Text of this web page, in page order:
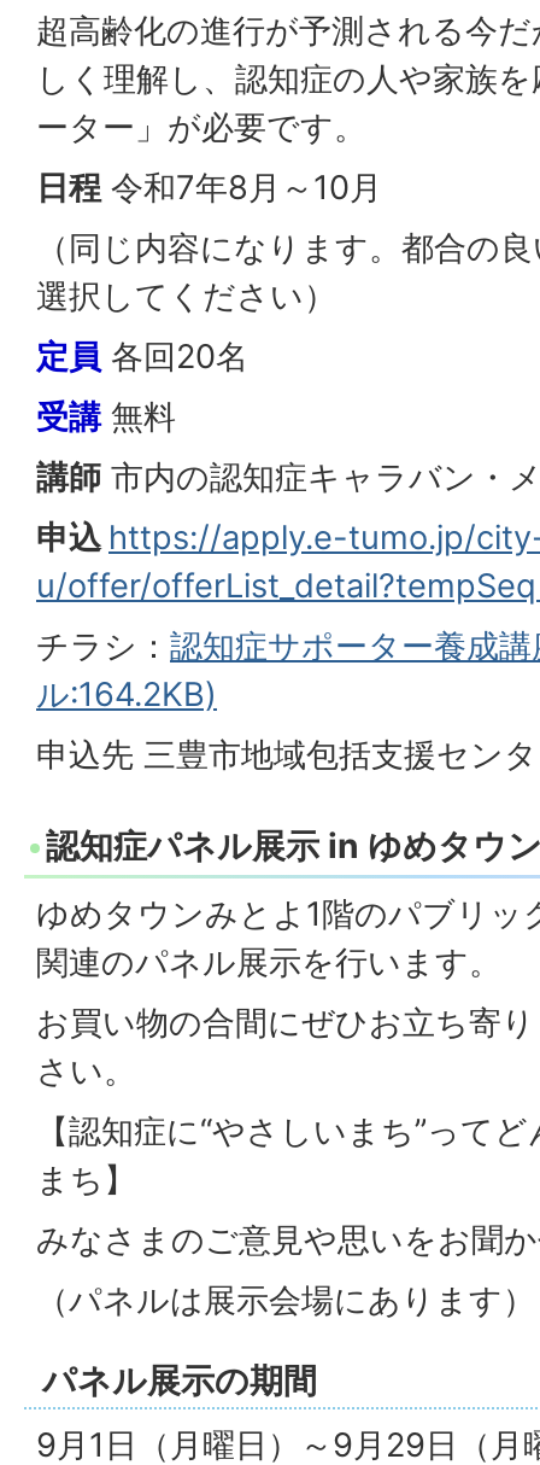
超高齢化の進行が予測される今
しく理解し、認知症の人や家族
ーター」が必要です。
日程 令和7年8月～10月
（同じ内容になります。都合の
選択してください）
定員 各回20名
受講無料
講師 市内の認知症キャラバン・
申込 https://apply.e-tumo.jp/
u/offer/
チラシ： 認知症サポーター養成
ル:164.2KB)
申込先 三豊市地域包括支援セン
認知症パネル展示 in ゆめタウ
ゆめタウンみとよ1階のパブリッ
関連のパネル展示を行います。
お買い物の合間にぜひお立ち寄
さい。
【認知症に“やさしいまち”って
まち】
みなさまのご意見や思いをお聞
（パネルは展示会場にあります）
パネル展示の期間
9月1日（月曜日）～9月29日（月